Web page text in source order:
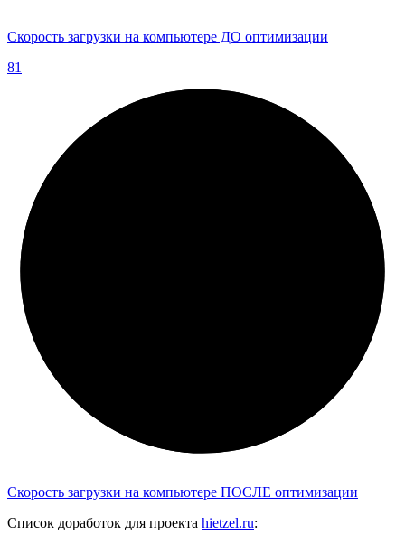
Скорость загрузки на компьютере ДО оптимизации
81
Скорость загрузки на компьютере ПОСЛЕ оптимизации
Список доработок для проекта hietzel.ru: